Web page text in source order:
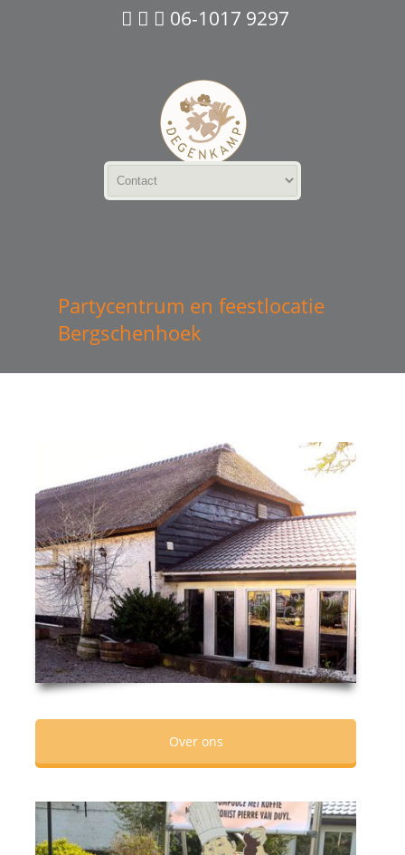
06-1017 9297
Partycentrum en feestlocatie
Bergschenhoek
Over ons